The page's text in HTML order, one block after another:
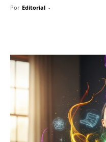
Por Editorial -